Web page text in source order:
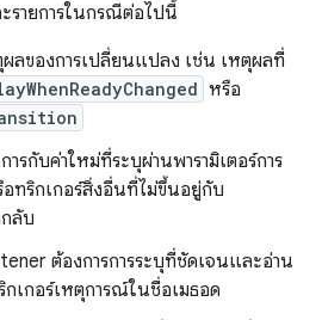
รายการในกรณีต่อไปนี้
ลของการเปลี่ยนแปลง เช่น เหตุผลที่
หรือ
รกับค่าใหม่ที่ระบุผ่านพารามิเตอร์การ
ทริกเกอร์สิ่งอื่นที่ไม่ขึ้นอยู่กับ
กลับ
ต้องการการระบุที่ชัดเจนและอ่าน
กเกอร์เหตุการณ์ในชื่อเมธอด